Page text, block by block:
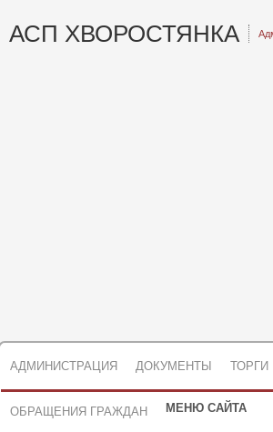
АСП ХВОРОСТЯНКА
АДМИНИСТРАЦИЯ ДОКУМЕНТЫ ТОРГИ
ОБРАЩЕНИЯ ГРАЖДАН МЕНЮ САЙТА